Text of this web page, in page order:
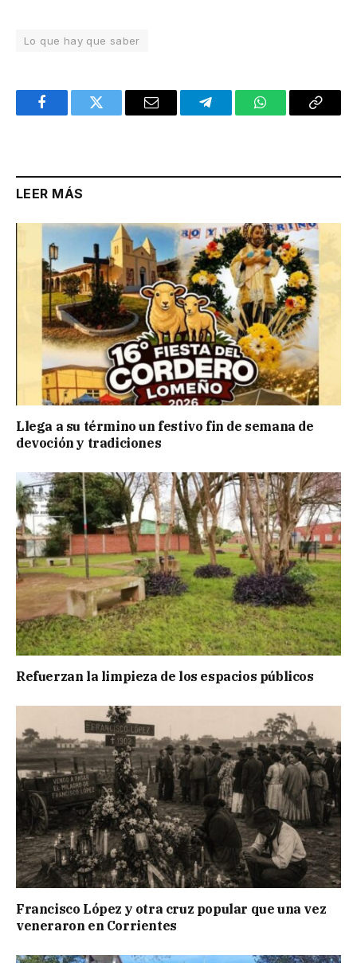
Lo que hay que saber
FacebookTwitter Email TelegramWhatsAppCopy
LEER MÁS
Llega a su término un festivo fin de semana de
devoción y tradiciones
Refuerzan la limpieza de los espacios públicos
Francisco López y otra cruz popular que una vez
veneraron en Corrientes